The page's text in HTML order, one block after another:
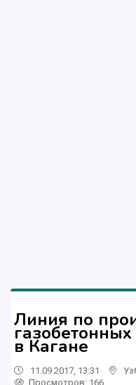
Линия по
в Кагане
11.09.2017, 13:31
Просмотров: 166